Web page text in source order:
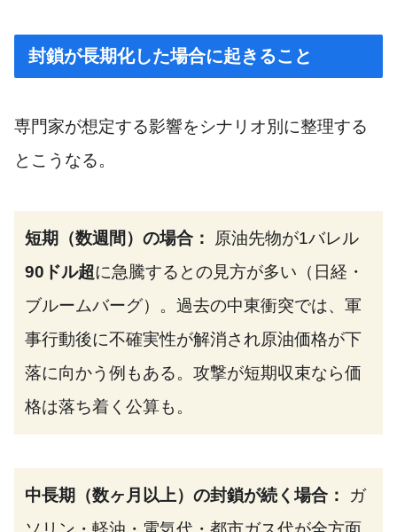
封鎖が長期化した場合に起きること
専門家が想定する影響をシナリオ別に整理する
とこうなる。
短期（数週間）の場合：
原油先物が1バレル
90ドル超に急騰するとの見方が多い（日経・
ブルームバーグ）。過去の中東衝突では、軍
事行動後に不確実性が解消され原油価格が下
落に向かう例もある。攻撃が短期収束なら価
格は落ち着く公算も。
中長期（数ヶ月以上）の封鎖が続く場合：
ガ